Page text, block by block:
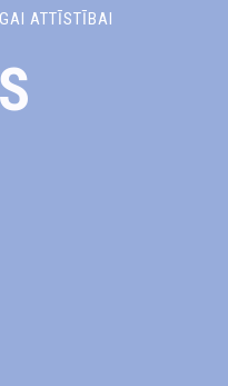
ATTĪSTĪBAI